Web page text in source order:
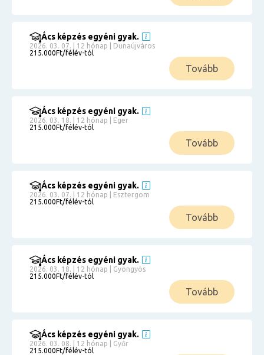
Ács képzés egyéni gyak.
2026. 03. 07. | 12 hónap | Dunaújváros
215.000Ft/félév-tól
Tovább
Ács képzés egyéni gyak.
2026. 03. 18. | 12 hónap | Eger
215.000Ft/félév-tól
Tovább
Ács képzés egyéni gyak.
2026. 03. 07. | 12 hónap | Esztergom
215.000Ft/félév-tól
Tovább
Ács képzés egyéni gyak.
2026. 03. 18. | 12 hónap | Gyöngyös
215.000Ft/félév-tól
Tovább
Ács képzés egyéni gyak.
2026. 03. 08. | 12 hónap | Győr
215.000Ft/félév-tól